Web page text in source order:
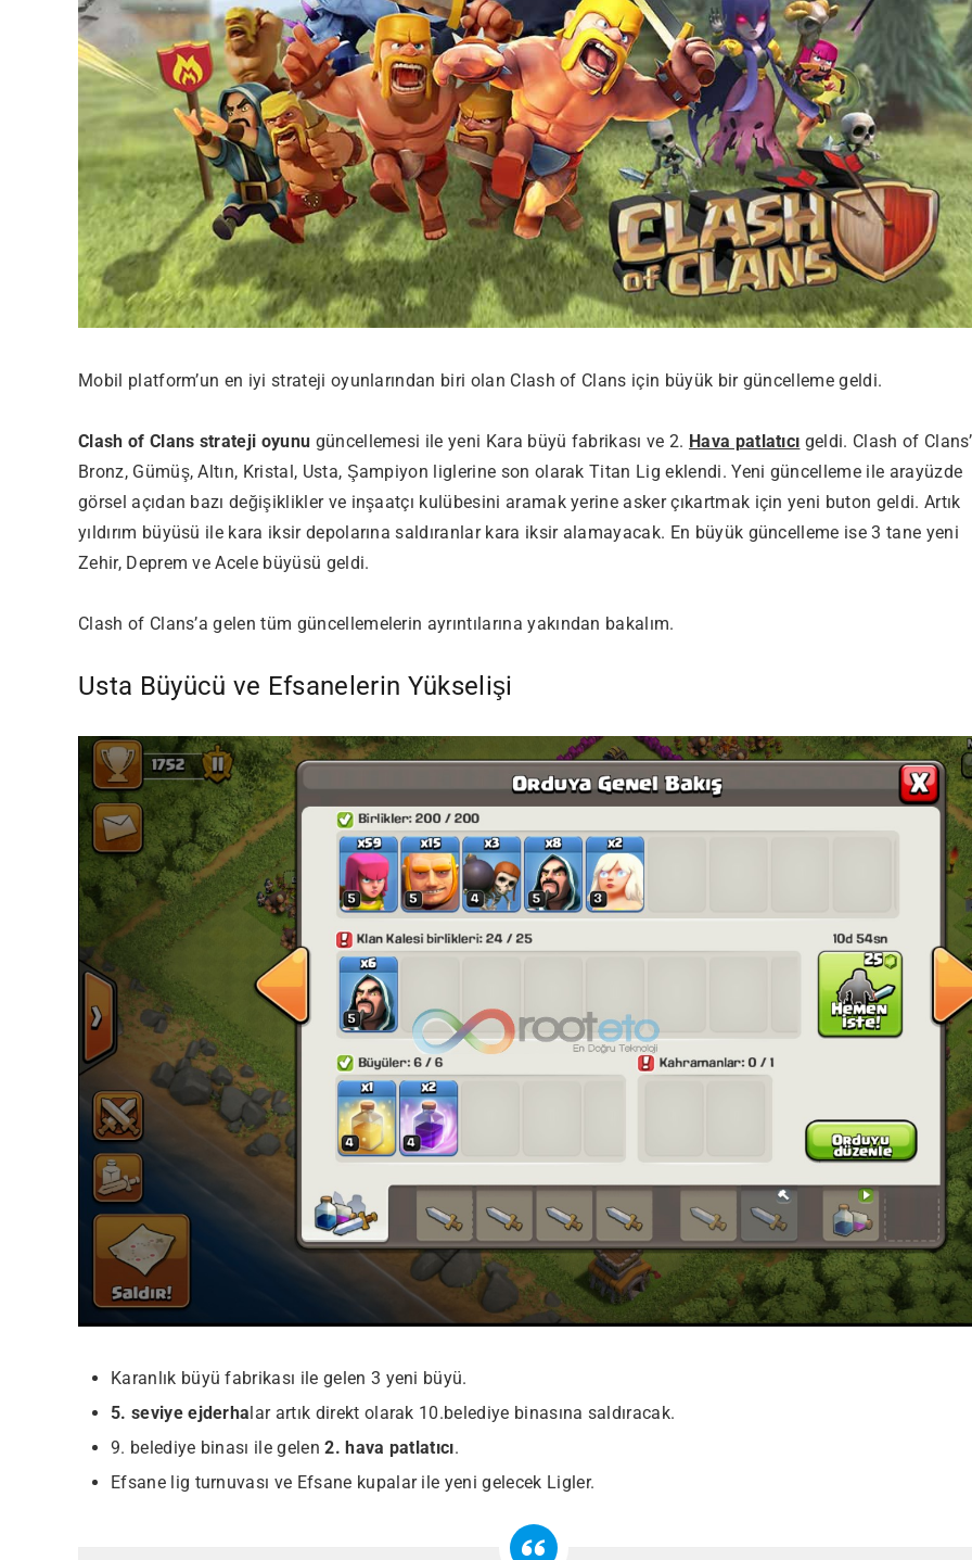
Mobil platform’un en iyi strateji oyunlarından biri olan Clash of Clans için büyük bir güncelleme geldi.
Clash of Clans strateji oyunu güncellemesi ile yeni Kara büyü fabrikası ve 2. Hava patlatıcı geldi. Clash of
Bronz, Gümüş, Altın, Kristal, Usta, Şampiyon liglerine son olarak Titan Lig eklendi. Yeni güncelleme ile arayüzde
görsel açıdan bazı değişiklikler ve inşaatçı kulübesini aramak yerine asker çıkartmak için yeni buton geldi. Artık
yıldırım büyüsü ile kara iksir depolarına saldıranlar kara iksir alamayacak. En büyük güncelleme ise 3 tane yeni
Zehir, Deprem ve Acele büyüsü geldi.
Clash of Clans’a gelen tüm güncellemelerin ayrıntılarına yakından bakalım.
Usta Büyücü ve Efsanelerin Yükselişi
Karanlık büyü fabrikası ile gelen 3 yeni büyü.
5. seviye ejderhalar artık direkt olarak 10.belediye binasına saldıracak.
9. belediye binası ile gelen2. hava patlatıcı.
Efsane lig turnuvası ve Efsane kupalar ile yeni gelecek Ligler.